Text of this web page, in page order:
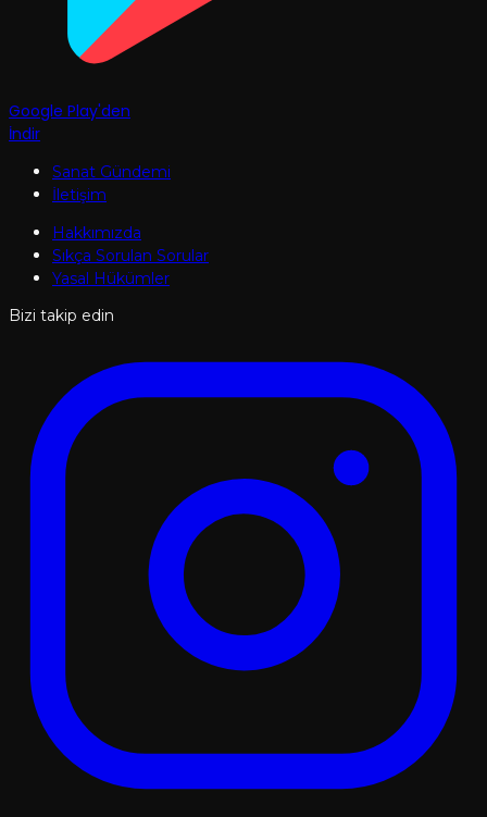
Google Play'den
İndir
Sanat Gündemi
İletişim
Hakkımızda
Sıkça Sorulan Sorular
Yasal Hükümler
Bizi takip edin